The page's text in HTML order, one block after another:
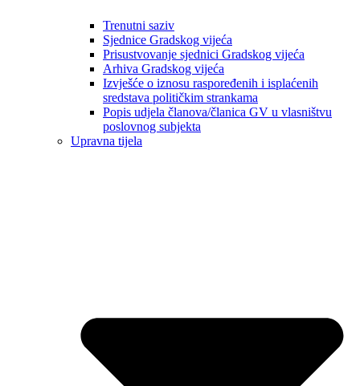
Trenutni saziv
Sjednice Gradskog vijeća
Prisustvovanje sjednici Gradskog vijeća
Arhiva Gradskog vijeća
Izvješće o iznosu raspoređenih i isplaćenih
sredstava političkim strankama
Popis udjela članova/članica GV u vlasništvu
poslovnog subjekta
Upravna tijela